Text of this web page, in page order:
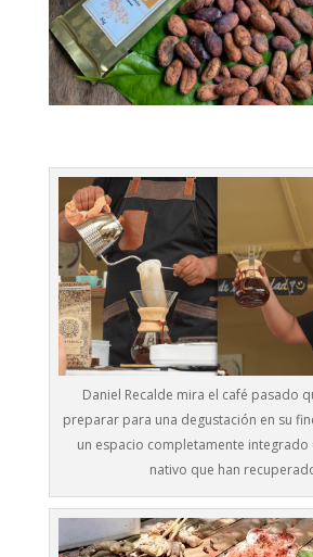
Daniel Recalde mira el café pasado
preparar para una degustación en su
un espacio completamente integrado
nativo que han